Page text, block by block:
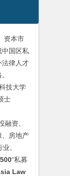
资本市
国区私
法律人才
技大学
士
资、
、房地产
。
“私募
Law